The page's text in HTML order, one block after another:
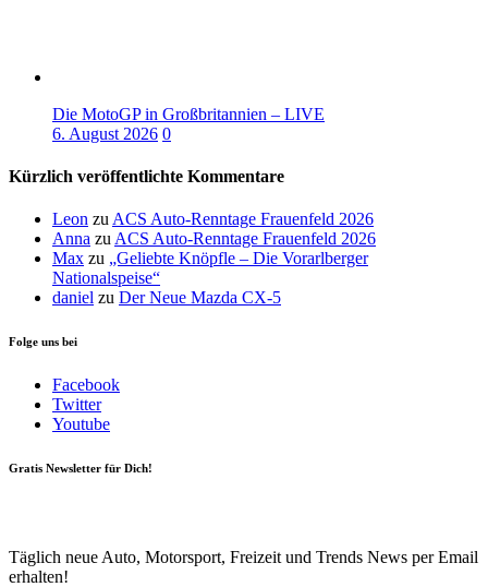
Die MotoGP in Großbritannien – LIVE
6. August 2026 0
Kürzlich veröffentlichte Kommentare
Leon zu ACS Auto-Renntage Frauenfeld 2026
Anna zu ACS Auto-Renntage Frauenfeld 2026
Max zu „Geliebte Knöpfle – Die Vorarlberger
Nationalspeise“
daniel zu Der Neue Mazda CX-5
Folge uns bei
Facebook
Twitter
Youtube
Gratis Newsletter für Dich!
Täglich neue Auto, Motorsport, Freizeit und Trends News per Email
erhalten!